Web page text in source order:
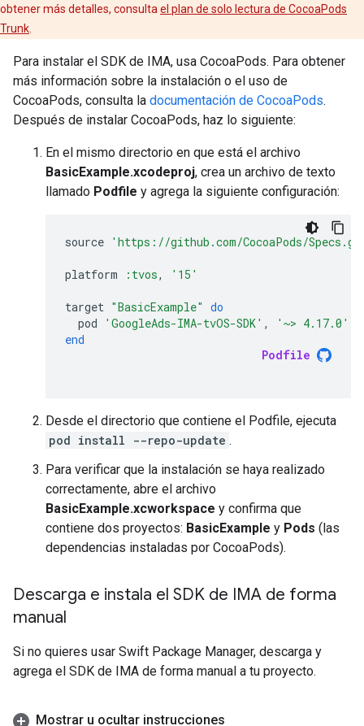
obtener más detalles, consulta el plan de solo lectura de CocoaPods
Trunk
Para instalar el SDK de IMA, usa CocoaPods. Para obtener
más información sobre la instalación o el uso de
CocoaPods, consulta la documentación de CocoaPods.
Después de instalar CocoaPods, haz lo siguiente:
En el mismo directorio en que está el archivo
BasicExample.xcodeproj, crea un archivo de texto
llamado Podfile y agrega la siguiente configuración:
source 'https://github.com/CocoaPods/
platform :tvos, '15'
target "BasicExample" do
pod
'GoogleAds-IMA-tvOS-SDK' ,
'~> 4.17.0'
end
Podfile
Desde el directorio que contiene el Podfile, ejecuta
pod install --repo-update .
Para verificar que la instalación se haya realizado
correctamente, abre el archivo
BasicExample.xcworkspace y confirma que
contiene dos proyectos: BasicExample y Pods (las
dependencias instaladas por CocoaPods).
Descarga e instala el SDK de IMA de forma
manual
Si no quieres usar Swift Package Manager, descarga y
agrega el SDK de IMA de forma manual a tu proyecto.
Mostrar u ocultar instrucciones